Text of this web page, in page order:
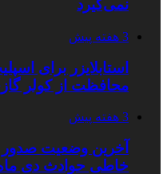
نمی‌گیرد
3 هفته پیش
استابلایزر برای
محافظت از کولر
3 هفته پیش
آخرین وضعیت صدور
خاطی حوادث دی